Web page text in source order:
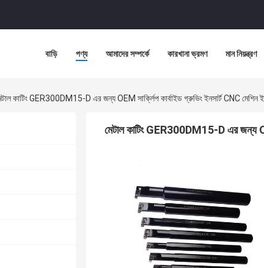
বাড়ি পণ্য আমাদের সম্পর্কে কারখানা ভ্রমণ মান নিয়ন্ত্রণ
কাটিং GER300DM15-D এর জন্য OEM সার্ক্লিপ কার্বাইড গ্রুভিং ইনসার্ট CNC মেশিন
মেটাল কাটিং GER300DM15-D এর জন্য